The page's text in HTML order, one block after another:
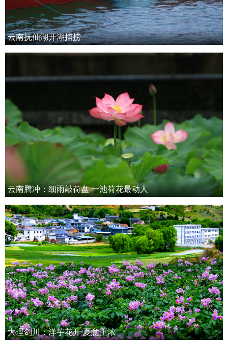
云南抚仙湖开湖捕捞
云南腾冲：细雨敲荷盘 一池荷花最动人
大理剑川：洋芋花开 夏意正浓